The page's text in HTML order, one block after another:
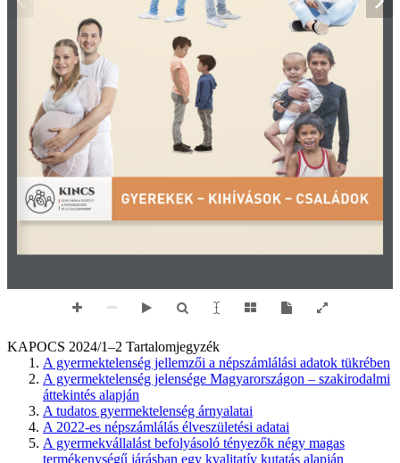
KAPOCS 2024/1–2 Tartalomjegyzék
A gyermektelenség jellemzői a népszámlálási adatok tükrében
A gyermektelenség jelensége Magyarországon – szakirodalmi
áttekintés alapján
A tudatos gyermektelenség árnyalatai
A 2022-es népszámlálás élveszületési adatai
A gyermekvállalást befolyásoló tényezők négy magas
termékenységű járásban egy kvalitatív kutatás alapján